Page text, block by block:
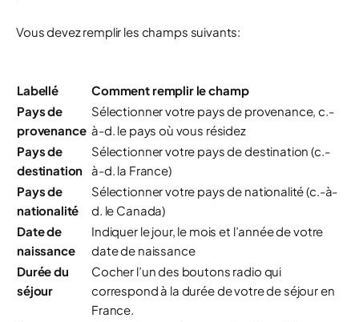
Vous devez remplir les champs suivants:
Labellé
Comment remplir le champ
Pays de
provenance
Sélectionner votre pays de provenance, c.-
à-d. le pays où vous résidez
Pays de
destination
Sélectionner votre pays de destination (c.-
à-d. la France)
Pays de
nationalité
Sélectionner votre pays de nationalité (c.-à-
d. le Canada)
Date de
naissance
Indiquer le jour, le mois et l’année de votre
date de naissance
Durée du
séjour
Cocher l’un des boutons radio qui
correspond à la durée de votre de séjour en
France.